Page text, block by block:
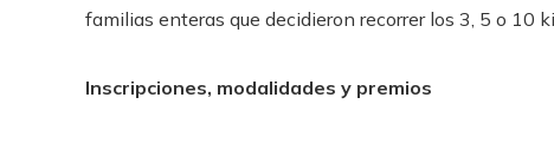
familias enteras que decidieron recorrer los 3, 5 o 10
Inscripciones, modalidades y premios